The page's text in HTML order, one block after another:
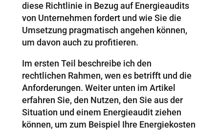
diese Richtlinie in Bezug auf Energieaudits
von Unternehmen fordert und wie Sie die
Umsetzung pragmatisch angehen können,
um davon auch zu profitieren.
Im ersten Teil beschreibe ich den
rechtlichen Rahmen, wen es betrifft und die
Anforderungen. Weiter unten im Artikel
erfahren Sie, den Nutzen, den Sie aus der
Situation und einem Energieaudit ziehen
können, um zum Beispiel Ihre Energiekosten